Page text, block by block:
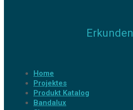
Erkunden
Home
Projektes
Produkt Katalog
Bandalux